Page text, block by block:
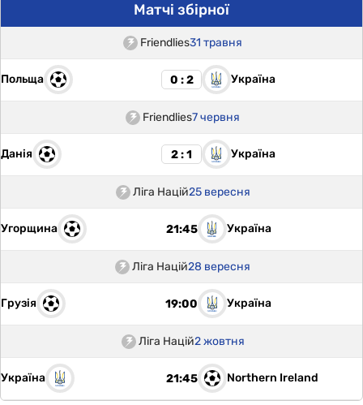
Матчі збірної
Friendlies31 травня
Польща 0 : 2 Україна
Friendlies7 червня
Данія 2 : 1 Україна
Ліга Націй25 вересня
Угорщина 21:45 Україна
Ліга Націй28 вересня
Грузія 19:00 Україна
Ліга Націй2 жовтня
Україна 21:45 Northern Ireland